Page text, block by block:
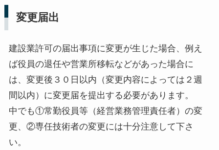
変更届出
建設業許可の届出事項に変更が生じた場合、例え
ば役員の退任や営業所移転などがあった場合に
は、変更後３０日以内（変更内容によっては２週
間以内）に変更届を提出する必要があります。
中でも①常勤役員等（経営業務管理責任者）の変
更、②専任技術者の変更には十分注意して下さ
い。